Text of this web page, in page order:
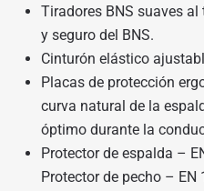
Tiradores BNS suaves
y seguro del BNS.
Cinturón elástico
Placas de protección
curva natural de la
óptimo durante la
Protector de espalda –
Protector de pecho – EN